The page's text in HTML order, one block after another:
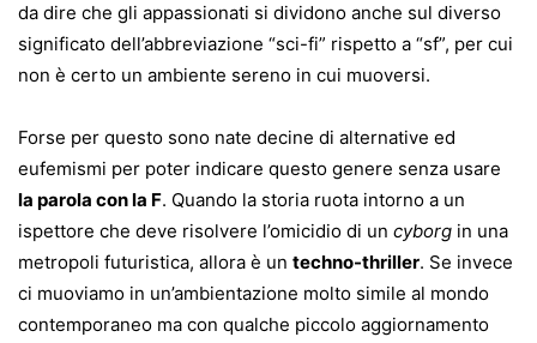
da dire che gli appassionati si dividono anche sul diverso
significato dell’abbreviazione “sci-fi” rispetto a “sf”, per cui
non è certo un ambiente sereno in cui muoversi.
Forse per questo sono nate decine di alternative ed
eufemismi per poter indicare questo genere senza usare
la parola con la F. Quando la storia ruota intorno a un
ispettore che deve risolvere l’omicidio di un cyborg in una
metropoli futuristica, allora è un techno-thriller. Se invece
ci muoviamo in un’ambientazione molto simile al mondo
contemporaneo ma con qualche piccolo aggiornamento